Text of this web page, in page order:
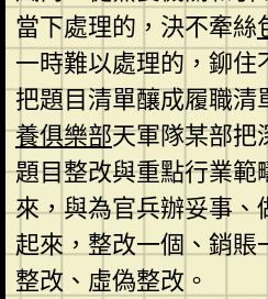
當下處理的，決不牽絲
一時難以處理的，鉚
把題目清單釀成履職清
養俱樂部天軍隊某部把
題目整改與重點行業範
來，與為官兵辦妥事、
起來，整改一個、銷賬
整改、虛偽整改。